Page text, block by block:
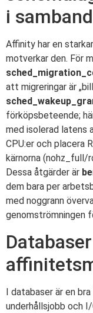
i
Affinity har en
motverkar den. För
att migreringar är
förköpsbeteende;
med isolerad latens
CPU:er och placera
kärnorna (nohz_full/
Dessa åtgärder är
dem bara per
med noggrann
genomströmningen
I databaser är en bra
underhållsjobb och